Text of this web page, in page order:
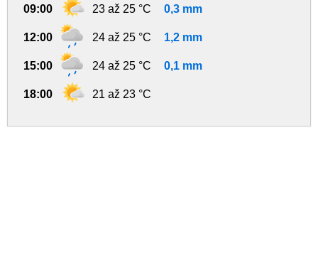
09:00 23 až 25 °C 0,3 mm
12:00 24 až 25 °C 1,2 mm
15:00 24 až 25 °C 0,1 mm
18:00 21 až 23 °C